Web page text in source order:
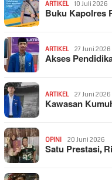
ARTIKEL 10 Juli 2026
Buku Kapolres
ARTIKEL 27 Juni 2026
Akses
ARTIKEL 27 Juni 2026
Kawasan
OPINI 20 Juni 2026
Satu Prestasi,